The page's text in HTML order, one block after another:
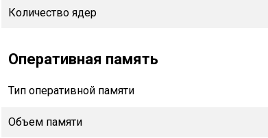
Количество ядер
Оперативная память
Тип оперативной памяти
Объем памяти